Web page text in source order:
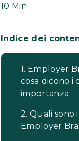
10 Min
Indice dei
1. Employer
cosa dicono i
importanza
2. Quali sono
Employer